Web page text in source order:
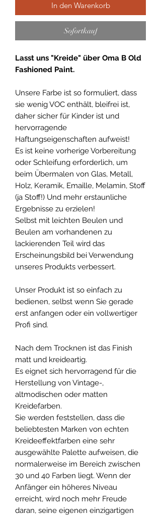
In den Warenkorb
Sofortkauf
Lasst uns "Kreide" über Oma B Old
Fashioned Paint.
Unsere Farbe ist so formuliert, dass
sie wenig VOC enthält, bleifrei ist,
daher sicher für Kinder ist und
hervorragende
Haftungseigenschaften aufweist!
Es ist keine vorherige Vorbereitung
oder Schleifung erforderlich, um
beim Übermalen von Glas, Metall,
Holz, Keramik, Emaille, Melamin, Stoff
(ja Stoff!) Und mehr erstaunliche
Ergebnisse zu erzielen!
Selbst mit leichten Beulen und
Beulen am vorhandenen zu
lackierenden Teil wird das
Erscheinungsbild bei Verwendung
unseres Produkts verbessert.
Unser Produkt ist so einfach zu
bedienen, selbst wenn Sie gerade
erst anfangen oder ein vollwertiger
Profi sind.
Nach dem Trocknen ist das Finish
matt und kreideartig.
Es eignet sich hervorragend für die
Herstellung von Vintage-,
altmodischen oder matten
Kreidefarben.
Sie werden feststellen, dass die
beliebtesten Marken von echten
Kreideeffektfarben eine sehr
ausgewählte Palette aufweisen, die
normalerweise im Bereich zwischen
30 und 40 Farben liegt. Wenn der
Anfänger ein höheres Niveau
erreicht, wird noch mehr Freude
daran, seine eigenen einzigartigen